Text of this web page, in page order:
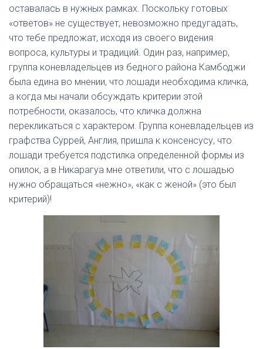
оставалась в нужных рамках. Поскольку готовых
«ответов» не существует, невозможно предугадать,
что тебе предложат, исходя из своего видения
вопроса, культуры и традиций. Один раз, например,
группа коневладельцев из бедного района Камбоджи
была едина во мнении, что лошади необходима кличка,
а когда мы начали обсуждать критерии этой
потребности, оказалось, что кличка должна
перекликаться с характером. Группа коневладельцев из
графства Суррей, Англия, пришла к консенсусу, что
лошади требуется подстилка определенной формы из
опилок, а в Никарагуа мне ответили, что с лошадью
нужно обращаться «нежно», «как с женой» (это был
критерий)!